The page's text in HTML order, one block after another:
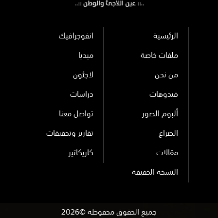
الرئيسية انفوجرافيك
ملفات خاصة ميديا
من نحن لاجئون
فيدوهات دراسات
ألبوم الصور تواصل معنا
الصراع تقارير وتحقيقات
مقالات كاريكاتير
النسخة الخفيفة
جميع الحقوق محفوظة ©2026